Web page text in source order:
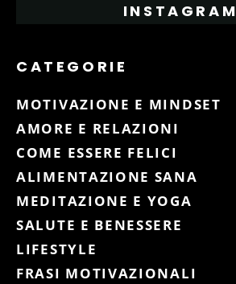
INSTAGRAM
CATEGORIE
MOTIVAZIONE E MINDSET
AMORE E RELAZIONI
COME ESSERE FELICI
ALIMENTAZIONE SANA
MEDITAZIONE E YOGA
SALUTE E BENESSERE
LIFESTYLE
FRASI MOTIVAZIONALI